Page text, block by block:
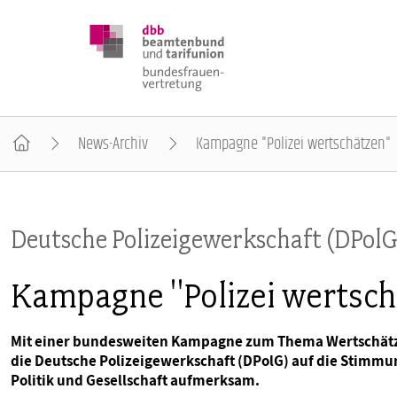
BUNDESTAGSWAHL 2025
POSITIONEN
SCHWERPUNKTTHEMEN
News-Archiv Kampagne "Polizei wertschätzen"
Deutsche Polizeigewerkschaft
Kampagne "Polizei
Mit einer bundesweiten Kampagne zum Thema
die Deutsche Polizeigewerkschaft (DPolG) auf die
Politik und Gesellschaft aufmerksam.